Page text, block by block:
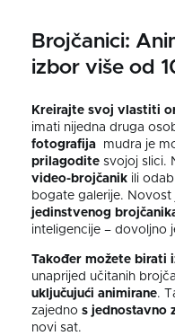
Brojčanici:
izbor više od
Kreirajte svoj vlastiti
imati nijedna druga
fotografija mudra je
prilagodite svojoj slici.
video-brojčanik ili
bogate galerije.
jedinstvenog
inteligencije – dovoljno
Također možete birati
unaprijed učitanih
uključujući animirane.
zajedno s jednostavno
novi sat.